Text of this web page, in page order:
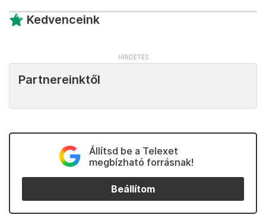
Kedvenceink
Partnereinktől
Állítsd be a Telexet
megbízható forrásnak!
Beállítom